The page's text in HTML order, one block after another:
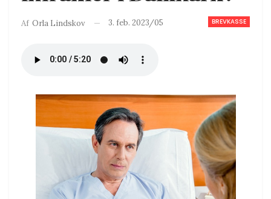
BREVKASSE
Af Orla Lindskov 3. feb. 2023/05